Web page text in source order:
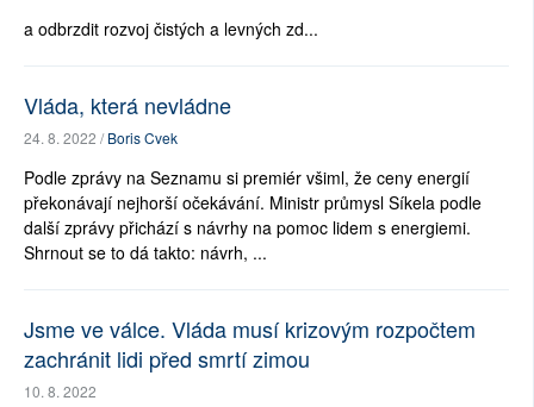
a odbrzdit rozvoj čistých a levných zd...
Vláda, která nevládne
24. 8. 2022 /Boris Cvek
Podle zprávy na Seznamu si premiér všiml, že ceny energií
překonávají nejhorší očekávání. Ministr průmysl Síkela podle
další zprávy přichází s návrhy na pomoc lidem s energiemi.
Shrnout se to dá takto: návrh, ...
Jsme ve válce. Vláda musí krizovým rozpočtem
zachránit lidi před smrtí zimou
10. 8. 2022